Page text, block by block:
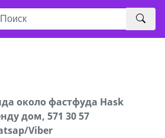
около фастфуда Hask
дом, 571 30 57
Viber
марки Prado,571 30 57
Viber